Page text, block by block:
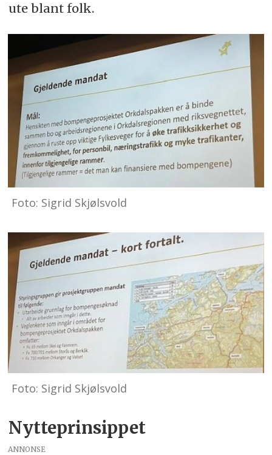
ute blant folk.
Foto: Sigrid Skjølsvold
Foto: Sigrid Skjølsvold
Nytteprinsippet
ANNONSE